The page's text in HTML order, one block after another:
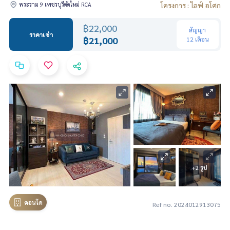
พระราม 9 เพชรบุรีตัดใหม่ RCA
โครงการ : ไลฟ์ อโศก
ราคาเช่า
฿22,000
฿21,000
สัญญา
12 เดือน
+2 รูป
คอนโด Ref no. 2024012913075